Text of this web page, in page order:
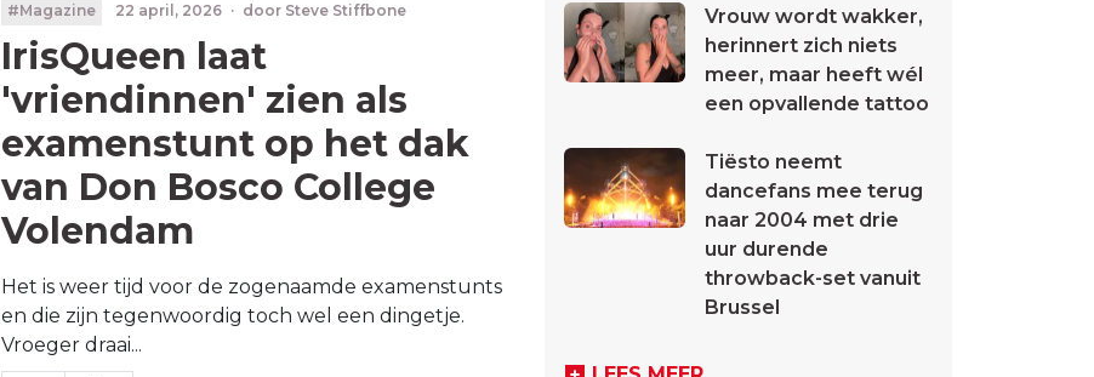
#Magazine 22 april, 2026 · door Steve Stiffbone
IrisQueen laat
'vriendinnen' zien als
examenstunt op het dak
van Don Bosco College
Volendam
Het is weer tijd voor de zogenaamde examenstunts
en die zijn tegenwoordig toch wel een dingetje.
Vroeger draai...
Vrouw wordt wakker,
herinnert zich niets
meer, maar heeft wél
een opvallende tattoo
Tiësto neemt
dancefans mee terug
naar 2004 met drie
uur durende
throwback-set vanuit
Brussel